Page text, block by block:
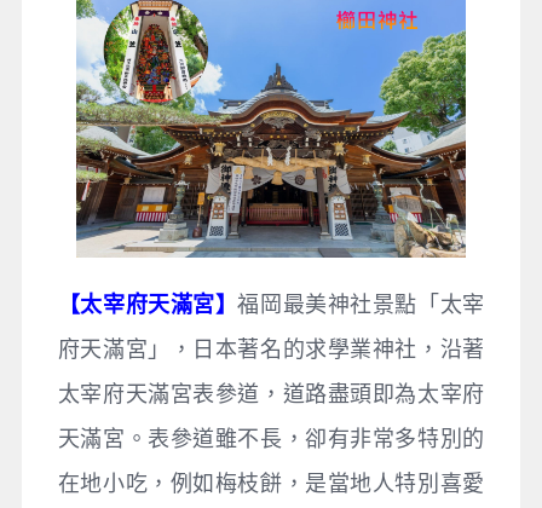
【太宰府天滿宮】福岡最美神社景點「太宰
府天滿宮」，日本著名的求學業神社，沿著
太宰府天滿宮表參道，道路盡頭即為太宰府
天滿宮。表參道雖不長，卻有非常多特別的
在地小吃，例如梅枝餅，是當地人特別喜愛